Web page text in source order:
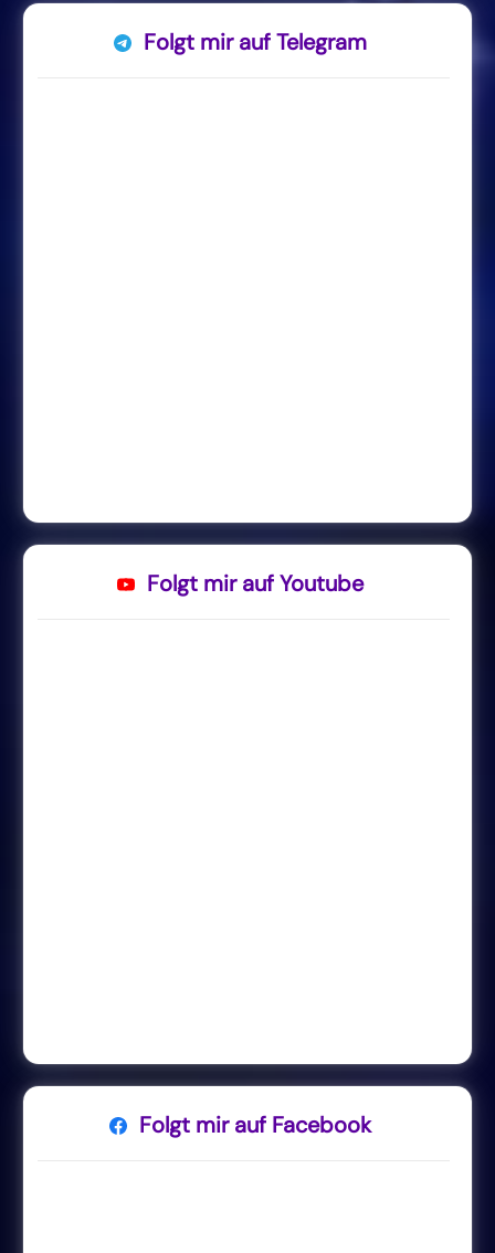
Folgt mir auf Telegram
Folgt mir auf Youtube
Folgt mir auf Facebook